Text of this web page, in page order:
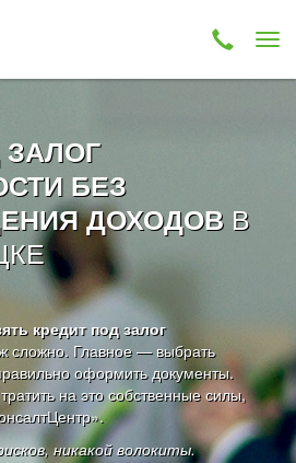
БЕЗ
ДОХОДОВ В
кредит под залог
сложно. Главное — выбрать
оформить документы.
на это собственные силы,
никакой волокиты.